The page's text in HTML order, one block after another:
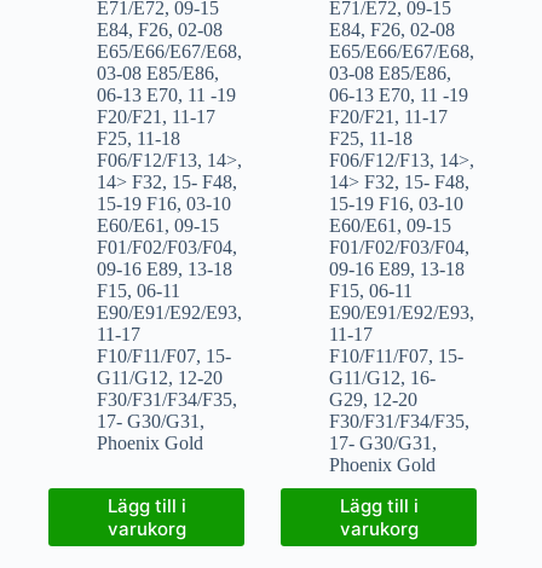
E71/E72, 09-15
E84, F26, 02-08
E65/E66/E67/E68,
03-08 E85/E86,
06-13 E70, 11 -19
F20/F21 , 11-17
F25, 11-18
F06/F12/F13, 14>,
14> F32, 15- F48,
15-19 F16, 03-10
E60/E61 , 09-15
F01/F02/F03/F04,
09-16 E89, 13-18
F15, 06-11
E90/E91/E92/E93,
11-17
F10/F11/F07, 15-
G11/G12, 12-20
F30/F31/F34/F35,
17- G30/G31 ,
Phoenix Gold
Lägg till i
varukorg
E71/E72,09-15
E84,F26,02-08
E65/E66/E67/E68,
03-08 E85/E86,
06-13 E70, 11 -19
F20/F21 , 11-17
F25, 11-18
F06/F12/F13, 14>,
14> F32, 15- F48,
15-19 F16,03-10
E60/E61 ,09-15
F01/F02/F03/F04,
09-16 E89, 13-18
F15,06-11
E90/E91/E92/E93,
11-17
F10/F11/F07, 15-
G11/G12, 16-
G29, 12-20
F30/F31/F34/F35,
17- G30/G31 ,
Phoenix Gold
Lägg till i
varukorg